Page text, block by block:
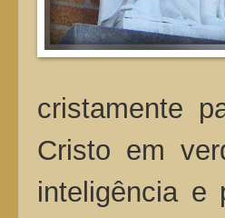
cristamente
Cristo em
inteligência e